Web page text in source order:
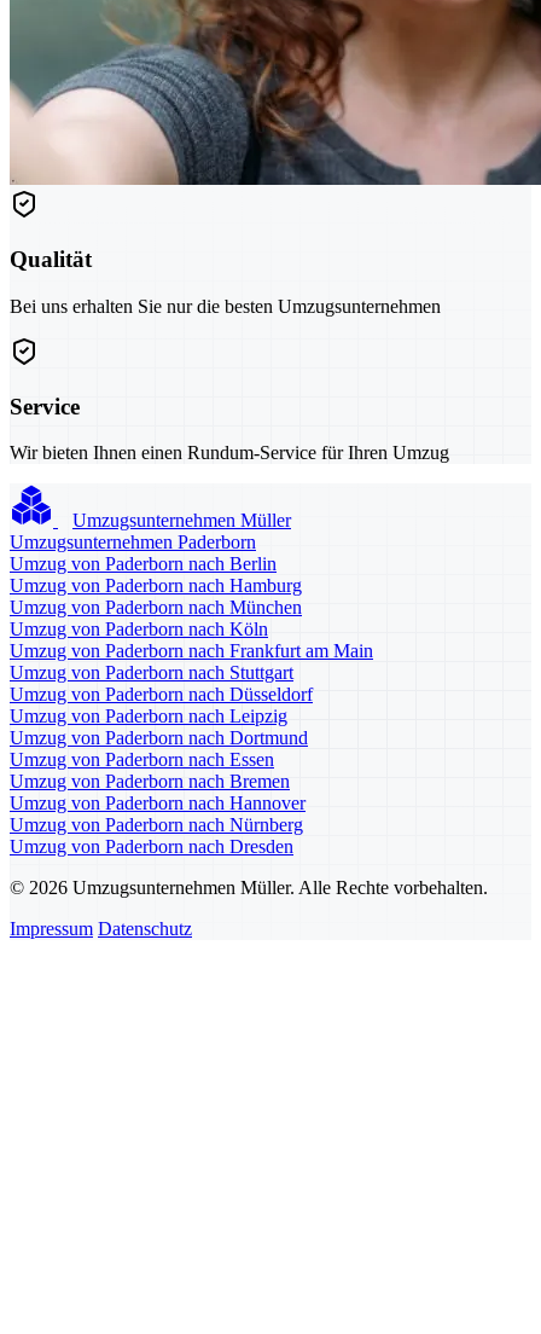
Qualität
Bei uns erhalten Sie nur die besten Umzugsunternehmen
Service
Wir bieten Ihnen einen Rundum-Service für Ihren Umzug
Umzugsunternehmen Müller
Umzugsunternehmen Paderborn
Umzug von Paderborn nach Berlin
Umzug von Paderborn nach Hamburg
Umzug von Paderborn nach München
Umzug von Paderborn nach Köln
Umzug von Paderborn nach Frankfurt am Main
Umzug von Paderborn nach Stuttgart
Umzug von Paderborn nach Düsseldorf
Umzug von Paderborn nach Leipzig
Umzug von Paderborn nach Dortmund
Umzug von Paderborn nach Essen
Umzug von Paderborn nach Bremen
Umzug von Paderborn nach Hannover
Umzug von Paderborn nach Nürnberg
Umzug von Paderborn nach Dresden
© 2026 Umzugsunternehmen Müller. Alle Rechte vorbehalten.
Impressum Datenschutz